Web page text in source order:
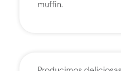
muffin.